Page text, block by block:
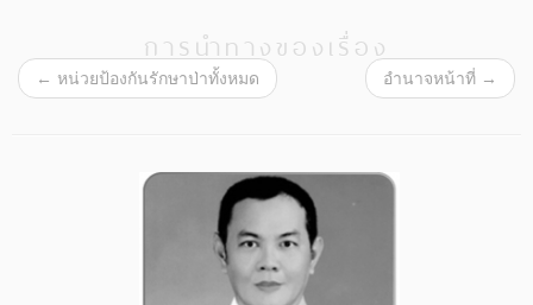
การนำทางของเรื่อง
← หน่วยป้องกันรักษาป่าทั้งหมด อำนาจหน้าที่ →